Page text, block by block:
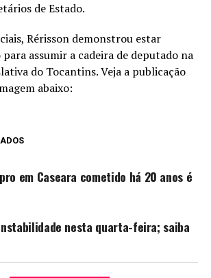
de Estado.
Rérisson demonstrou estar
assumir a cadeira de deputado na
do Tocantins. Veja a publicação
abaixo:
em Caseara cometido há 20 anos é
nesta quarta-feira; saiba